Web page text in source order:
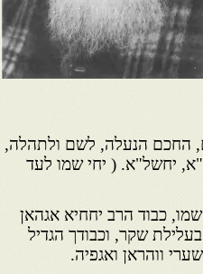
החכם הנעלה, לשם ולתהלה,
יחשל"א. ( יחי שמו לעד
כבוד הרב יחחיא אגהאן
שקר, וכבודך הגדיל
ווהראן ואגפיה.